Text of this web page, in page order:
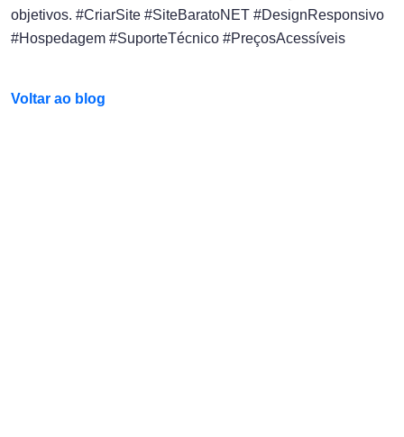
objetivos. #CriarSite #SiteBaratoNET #DesignResponsivo
#Hospedagem #SuporteTécnico #PreçosAcessíveis
Voltar ao blog